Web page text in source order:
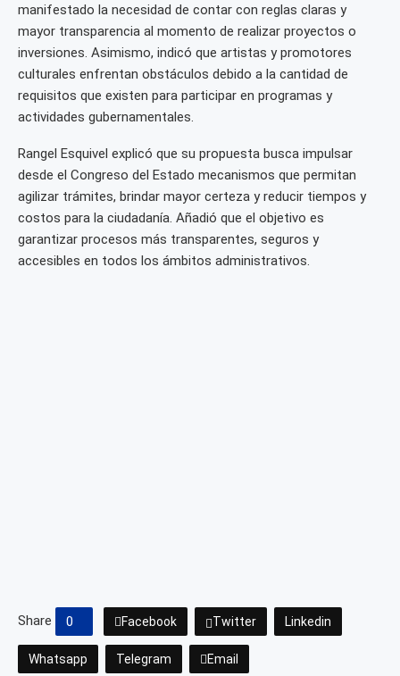
manifestado la necesidad de contar con reglas claras y
mayor transparencia al momento de realizar proyectos o
inversiones. Asimismo, indicó que artistas y promotores
culturales enfrentan obstáculos debido a la cantidad de
requisitos que existen para participar en programas y
actividades gubernamentales.
Rangel Esquivel explicó que su propuesta busca impulsar
desde el Congreso del Estado mecanismos que permitan
agilizar trámites, brindar mayor certeza y reducir tiempos y
costos para la ciudadanía. Añadió que el objetivo es
garantizar procesos más transparentes, seguros y
accesibles en todos los ámbitos administrativos.
Share 0 Facebook Twitter Linkedin
Whatsapp Telegram Email